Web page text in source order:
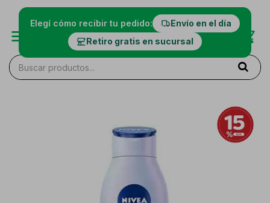
Elegí cómo recibir tu pedido:
Envío en el día
Retiro gratis en sucursal